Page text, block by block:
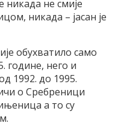
никада не смије
никада – јасан је
обухватило само
године, него и
1992. до 1995.
о Сребреници
а то су